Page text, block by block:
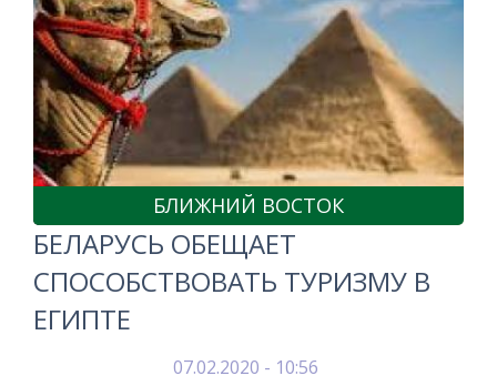
БЛИЖНИЙ ВОСТОК
БЕЛАРУСЬ ОБЕЩАЕТ
СПОСОБСТВОВАТЬ ТУРИЗМУ В
ЕГИПТЕ
07.02.2020 - 10:56